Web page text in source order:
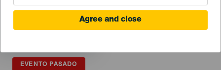
Agree and close
EVENTO PASADO